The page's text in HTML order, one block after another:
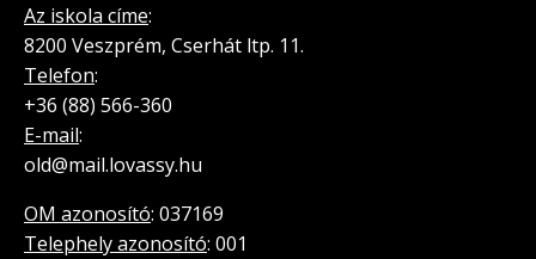
Az iskola címe:
8200 Veszprém, Cserhát ltp. 11.
Telefon:
+36 (88) 566-360
E-mail:
old@mail.lovassy.hu
OM azonosító: 037169
Telephely azonosító: 001